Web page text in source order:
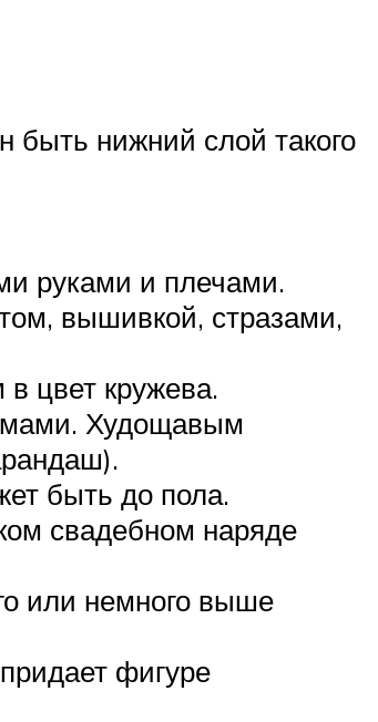
быть нижний слой такого
руками и плечами.
вышивкой, стразами,
цвет кружева.
Худощавым
быть до пола.
свадебном наряде
или немного выше
фигуре